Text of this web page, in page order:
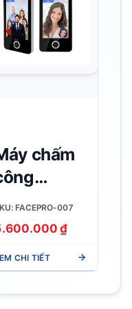
chấm
mặt
FACEPRO-007
₫
CHI TIẾT